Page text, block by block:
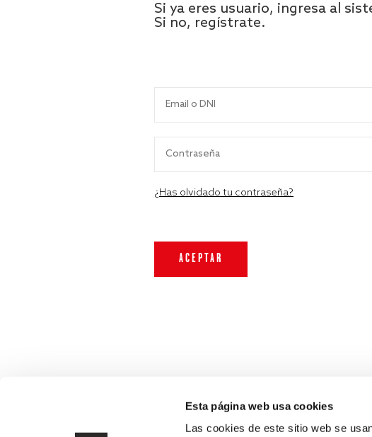
Esta página web usa cookies
Las cookies de este sitio web se
Si ya eres usuario, ingresa al
Si no, regístrate.
¿Has olvidado tu contraseña?